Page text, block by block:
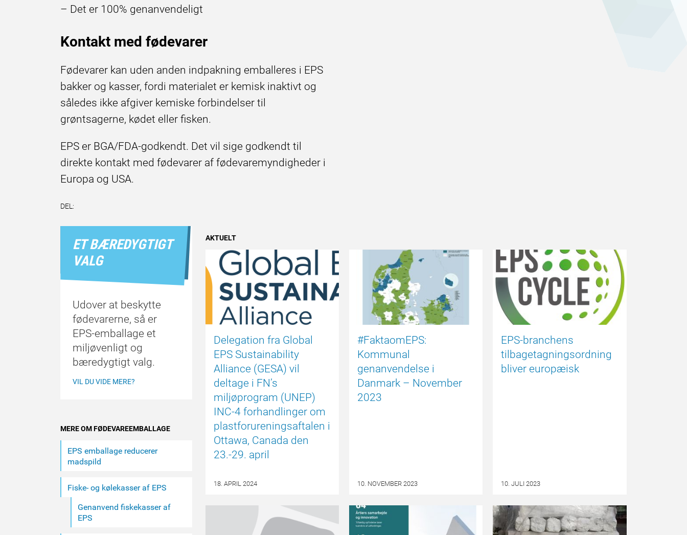
– Det er 100% genanvendeligt
Kontakt med fødevarer
Fødevarer kan uden anden indpakning emballeres i EPS
bakker og kasser, fordi materialet er kemisk inaktivt og
således ikke afgiver kemiske forbindelser til
grøntsagerne, kødet eller fisken.
EPS er BGA/FDA-godkendt. Det vil sige godkendt til
direkte kontakt med fødevarer af fødevaremyndigheder i
Europa og USA.
DEL:
Andet
indhold
ET BÆREDYGTIGT
VALG
Udover at beskytte
fødevarerne, så er
EPS-emballage et
miljøvenligt og
bæredygtigt valg.
VIL DU VIDE MERE?
MERE OM FØDEVAREEMBALLAGE
EPS emballage reducerer
madspild
Fiske- og kølekasser af EPS
Genanvend fiskekasser af
EPS
AKTUELT
Delegation fra Global
EPS Sustainability
Alliance (GESA) vil
deltage i FN’s
miljøprogram (UNEP)
INC-4 forhandlinger om
plastforureningsaftalen i
Ottawa, Canada den
23.-29. april
18. APRIL 2024
EPSBLOGGEN
#FaktaomEPS:
Kommunal
genanvendelse i
Danmark – November
2023
10. NOVEMBER 2023
EPSBLOGGEN
EPS-branchens
tilbagetagningsordning
bliver europæisk
10. JULI 2023
NYHED
NYHED